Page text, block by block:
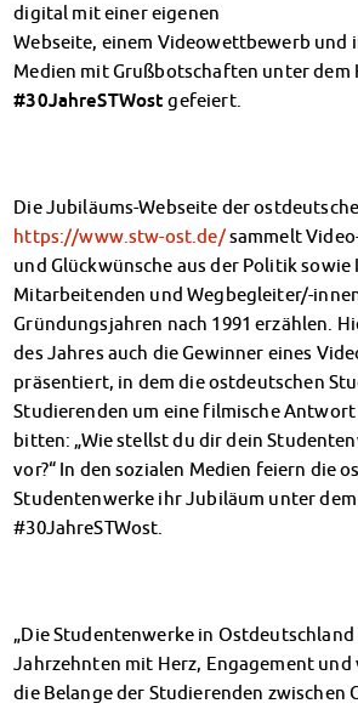
MIT einander – FÜR einander
Wohnheimtutoren
Schadensmeldung
Soziales & Beratung
Sozialberatung
Finanzierungsberatung
Rückerstattung Semesterbeitrag
PsychoSoziale Beratung
Kursangebote
Anmeldung Sonderveranstaltungen
Rechtsberatung
Chatberatung
Dokumente
Wohnen für Internationals
IKUS und InterKultiTreff
Kulturförderung
digital mit einer eigenen
Webseite, einem Videowettbewerb und
Medien mit Grußbotschaften unter dem
#30JahreSTWostgefeiert.
Die Jubiläums-Webseite der
https://www.stw-ost.de/sammelt
und Glückwünsche aus der Politik
Mitarbeitenden und Wegbegleiter/-
Gründungsjahren nach 1991 erzählen.
des Jahres auch die Gewinner eines
präsentiert, in dem die ostdeutschen
Studierenden um eine filmische Antwort
bitten: „Wie stellst du dir dein
vor?“ In den sozialen Medien feiern die
Studentenwerke ihr Jubiläum unter
#30JahreSTWost.
„Die Studentenwerke in
Jahrzehnten mit Herz, Engagement und
die Belange der Studierenden zwischen